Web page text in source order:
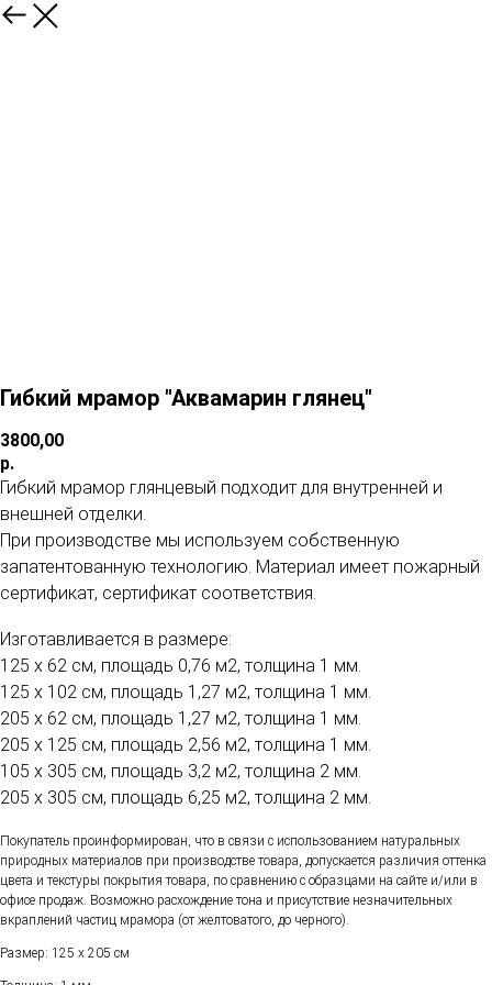
Гибкий мрамор "Аквамарин глянец"
3800,00
р.
Гибкий мрамор глянцевый подходит для внутренней и
внешней отделки.
При производстве мы используем собственную
запатентованную технологию. Материал имеет пожарный
сертификат, сертификат соответствия.
Изготавливается в размере:
125 х 62 см, площадь 0,76 м2, толщина 1 мм.
125 х 102 см, площадь 1,27 м2, толщина 1 мм.
205 х 62 см, площадь 1,27 м2, толщина 1 мм.
205 х 125 см, площадь 2,56 м2, толщина 1 мм.
105 х 305 см, площадь 3,2 м2, толщина 2 мм.
205 х 305 см, площадь 6,25 м2, толщина 2 мм.
Покупатель проинформирован, что в связи с использованием натуральных
природных материалов при производстве товара, допускается различия оттенка
цвета и текстуры покрытия товара, по сравнению с образцами на сайте и/или в
офисе продаж. Возможно расхождение тона и присутствие незначительных
вкраплений частиц мрамора (от желтоватого, до черного).
Размер: 125 х 205 см